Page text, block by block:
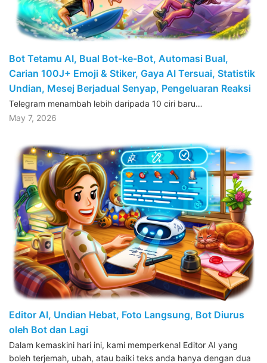
Bot Tetamu AI, Bual Bot-ke-Bot, Automasi Bual,
Carian 100J+ Emoji & Stiker, Gaya AI Tersuai, Statistik
Undian, Mesej Berjadual Senyap, Pengeluaran Reaksi
Telegram menambah lebih daripada 10 ciri baru…
May 7, 2026
Editor AI, Undian Hebat, Foto Langsung, Bot Diurus
oleh Bot dan Lagi
Dalam kemaskini hari ini, kami memperkenal Editor AI yang
boleh terjemah, ubah, atau baiki teks anda hanya dengan dua